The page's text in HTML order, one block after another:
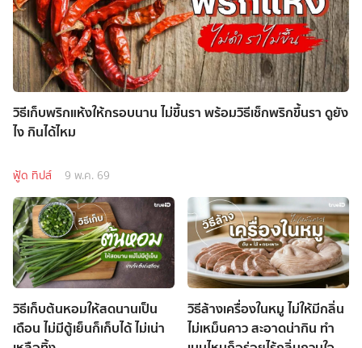
วิธีเก็บพริกแห้งให้กรอบนาน ไม่ขึ้นรา พร้อมวิธีเช็กพริกขึ้นรา ดูยัง
ไง กินได้ไหม
ฟู้ด ทิปส์ 9 พ.ค. 69
วิธีเก็บต้นหอมให้สดนานเป็น
เดือน ไม่มีตู้เย็นก็เก็บได้ ไม่เน่า
วิธีล้างเครื่องในหมู ไม่ให้มีกลิ่น
ไม่เหม็นคาว สะอาดน่ากิน ทำ